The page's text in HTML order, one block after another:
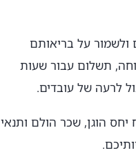
ולשמור על בריאותם
תשלום עבור שעות
לרעה של עובדים.
הוגן, שכר הולם ותנאי